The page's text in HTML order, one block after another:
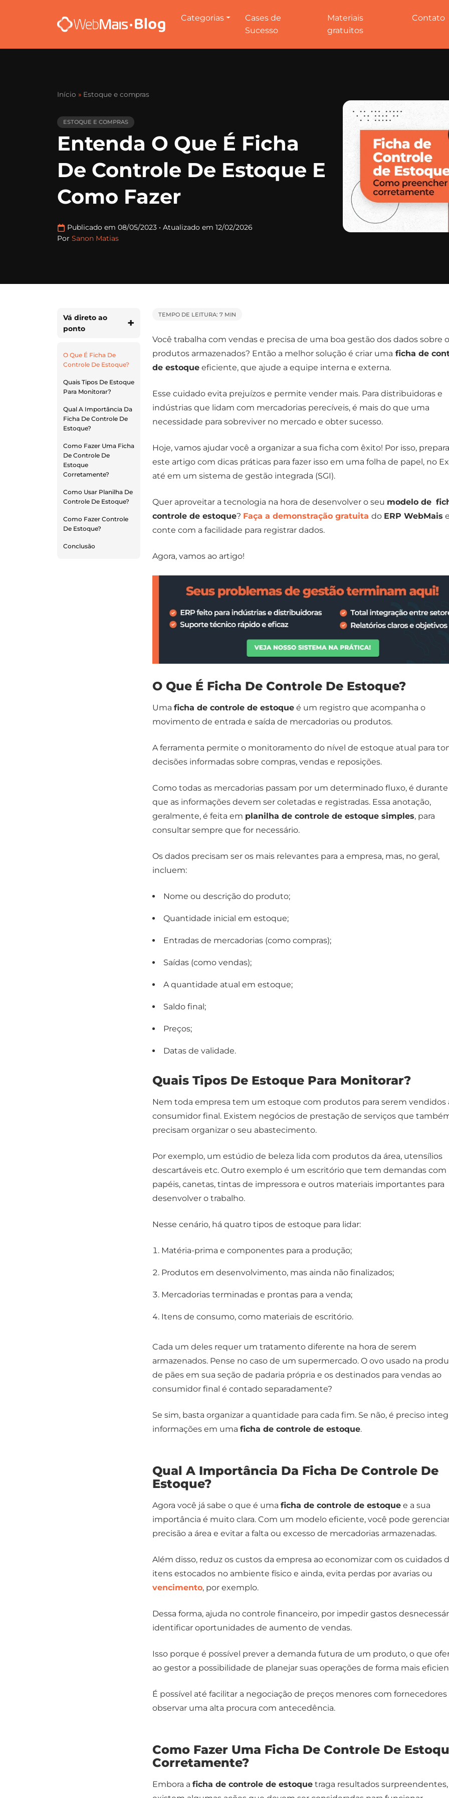
Categorias
Cases de
Sucesso
Materiais
gratuitos
Contato
Início » Estoque e compras
ESTOQUE E COMPRAS
Entenda O Que É Ficha
De Controle De Estoque E
Como Fazer
Publicado em 08/05/2023 • Atualizado em 12/02/2026
Por Sanon Matias
Vá direto ao
ponto
O Que É Ficha De
Controle De Estoque?
Quais Tipos De Estoque
Para Monitorar?
Qual A Importância Da
Ficha De Controle De
Estoque?
Como Fazer Uma Ficha
De Controle De
Estoque
Corretamente?
Como Usar Planilha De
Controle De Estoque?
Como Fazer Controle
De Estoque?
Conclusão
TEMPO DE LEITURA: 7 MIN
Você trabalha com vendas e precisa de uma boa gestão dos dados sobre
produtos armazenados? Então a melhor solução é criar uma ficha de
de estoque eficiente, que ajude a equipe interna e externa.
Esse cuidado evita prejuízos e permite vender mais. Para distribuidoras e
indústrias que lidam com mercadorias perecíveis, é mais do que uma
necessidade para sobreviver no mercado e obter sucesso.
Hoje, vamos ajudar você a organizar a sua ficha com êxito! Por isso,
este artigo com dicas práticas para fazer isso em uma folha de papel, no
até em um sistema de gestão integrada (SGI).
Quer aproveitar a tecnologia na hora de desenvolver o seu modelo de
controle de estoque? Faça a demonstração gratuita do ERP WebMais
conte com a facilidade para registrar dados.
Agora, vamos ao artigo!
O Que É Ficha De Controle De Estoque?
Uma ficha de controle de estoque é um registro que acompanha o
movimento de entrada e saída de mercadorias ou produtos.
A ferramenta permite o monitoramento do nível de estoque atual para
decisões informadas sobre compras, vendas e reposições.
Como todas as mercadorias passam por um determinado fluxo, é
que as informações devem ser coletadas e registradas. Essa anotação,
geralmente, é feita em planilha de controle de estoque simples, para
consultar sempre que for necessário.
Os dados precisam ser os mais relevantes para a empresa, mas, no geral,
incluem:
Nome ou descrição do produto;
Quantidade inicial em estoque;
Entradas de mercadorias (como compras);
Saídas (como vendas);
A quantidade atual em estoque;
Saldo final;
Preços;
Datas de validade.
Quais Tipos De Estoque Para Monitorar?
Nem toda empresa tem um estoque com produtos para serem vendidos
consumidor final. Existem negócios de prestação de serviços que
precisam organizar o seu abastecimento.
Por exemplo, um estúdio de beleza lida com produtos da área, utensílios
descartáveis etc. Outro exemplo é um escritório que tem demandas com
papéis, canetas, tintas de impressora e outros materiais importantes para
desenvolver o trabalho.
Nesse cenário, há quatro tipos de estoque para lidar:
Matéria-prima e componentes para a produção;
Produtos em desenvolvimento, mas ainda não finalizados;
Mercadorias terminadas e prontas para a venda;
Itens de consumo, como materiais de escritório.
Cada um deles requer um tratamento diferente na hora de serem
armazenados. Pense no caso de um supermercado. O ovo usado na
de pães em sua seção de padaria própria e os destinados para vendas ao
consumidor final é contado separadamente?
Se sim, basta organizar a quantidade para cada fim. Se não, é preciso
informações em uma ficha de controle de estoque.
Qual A Importância Da Ficha De Controle De
Estoque?
Agora você já sabe o que é uma ficha de controle de estoque e a sua
importância é muito clara. Com um modelo eficiente, você pode
precisão a área e evitar a falta ou excesso de mercadorias armazenadas.
Além disso, reduz os custos da empresa ao economizar com os cuidados
itens estocados no ambiente físico e ainda, evita perdas por avarias ou
vencimento, por exemplo.
Dessa forma, ajuda no controle financeiro, por impedir gastos
identificar oportunidades de aumento de vendas.
Isso porque é possível prever a demanda futura de um produto, o que
ao gestor a possibilidade de planejar suas operações de forma mais
É possível até facilitar a negociação de preços menores com fornecedores
observar uma alta procura com antecedência.
Como Fazer Uma Ficha De Controle De
Corretamente?
Embora a ficha de controle de estoque traga resultados surpreendentes,